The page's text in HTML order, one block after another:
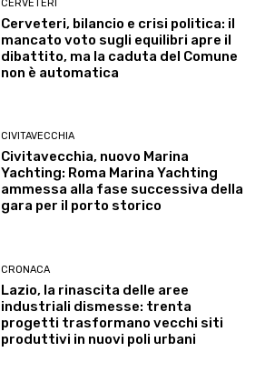
CERVETERI
Cerveteri, bilancio e crisi politica: il
mancato voto sugli equilibri apre il
dibattito, ma la caduta del Comune
non è automatica
CIVITAVECCHIA
Civitavecchia, nuovo Marina
Yachting: Roma Marina Yachting
ammessa alla fase successiva della
gara per il porto storico
CRONACA
Lazio, la rinascita delle aree
industriali dismesse: trenta
progetti trasformano vecchi siti
produttivi in nuovi poli urbani